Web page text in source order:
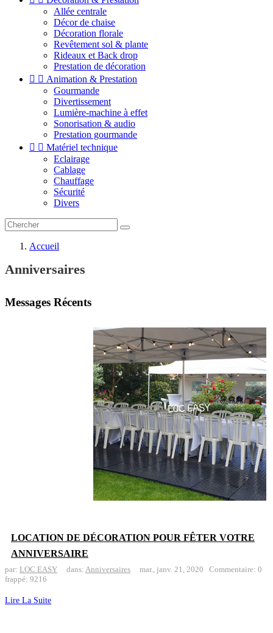
Allée centrale
Décor de chaise
Décoration florale
Revêtement sol & plante
Rideaux et Back drop
Prestation de décoration
  Animation & Prestation
Gourmande
Divertissement
Lumière-machine à effet
Sonorisation & audio
Prestation gourmande
  Matériel technique
Eclairage
Cablage
Chauffage
Sécurité
Divers
Accueil
Anniversaires
Messages Récents
LOCATION DE DÉCORATION POUR FÊTER VOTRE
ANNIVERSAIRE
par: LOC EASY dans: Anniversaires mar., janv. 21, 2020
Commentaire: 0
frappé: 9216
Lire La Suite